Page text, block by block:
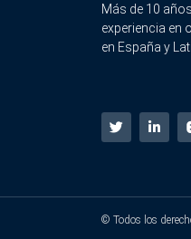
Más de 10
experiencia en
en España y
© Todos los